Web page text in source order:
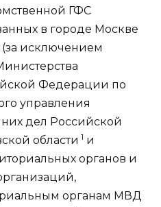
ГФС
в городе Москве
исключением
Федерации по
управления
дел Российской
области 1 и
органов и
органам МВД